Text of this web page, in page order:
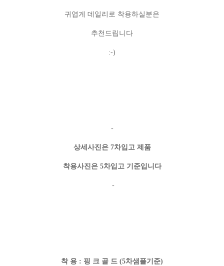
귀엽게 데일리로 착용하실분은
추천드립니다
:-)
-
상세사진은 7차입고 제품
착용사진은 5차입고 기준입니다
-
착 용 : 핑 크 골 드 (5차샘플기준)